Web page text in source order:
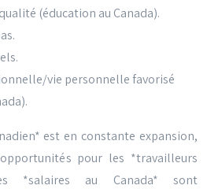
(éducation au Canada).
vie personnelle favorisé
est en constante expansion,
pour les *travailleurs
*salaires au Canada* sont